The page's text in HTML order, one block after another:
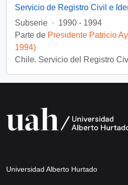
Servicio de Registro Civil e
Subserie · 1990 - 1994
Parte de Presidente Patricio
1994)
Chile. Servicio del Registro
Universidad Alberto Hurtado